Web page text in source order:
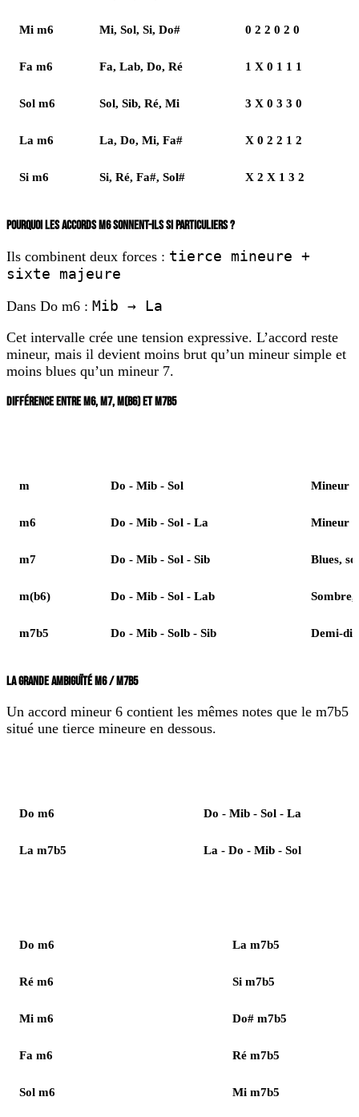
Mi m6 Mi, Sol, Si, Do# 0 2 2 0 2 0
Fa m6 Fa, Lab, Do, Ré 1 X 0 1 1 1
Sol m6 Sol, Sib, Ré, Mi 3 X 0 3 3 0
La m6 La, Do, Mi, Fa# X 0 2 2 1 2
Si m6 Si, Ré, Fa#, Sol# X 2 X 1 3 2
POURQUOI LES ACCORDS M6 SONNENT-ILS SI PARTICULIERS ?
Ils combinent deux forces : tierce mineure +
sixte majeure
Dans Do m6 : Mib → La
Cet intervalle crée une tension expressive. L’accord reste
mineur, mais il devient moins brut qu’un mineur simple et
moins blues qu’un mineur 7.
DIFFÉRENCE ENTRE M6, M7, M(B6) ET M7B5
m Do - Mib - Sol Mineur
m6 Do - Mib - Sol - La Mineur
m7 Do - Mib - Sol - Sib Blues,
m(b6) Do - Mib - Sol - Lab Sombre,
m7b5 Do - Mib - Solb - Sib Demi-
LA GRANDE AMBIGUÏTÉ M6 / M7B5
Un accord mineur 6 contient les mêmes notes que le m7b5
situé une tierce mineure en dessous.
Do m6 Do - Mib - Sol - La
La m7b5 La - Do - Mib - Sol
Do m6 La m7b5
Ré m6 Si m7b5
Mi m6 Do# m7b5
Fa m6 Ré m7b5
Sol m6 Mi m7b5